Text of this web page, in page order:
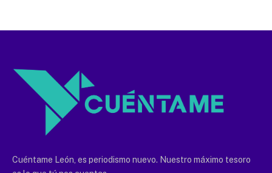
Cuéntame León, es periodismo nuevo. Nuestro máximo tesoro